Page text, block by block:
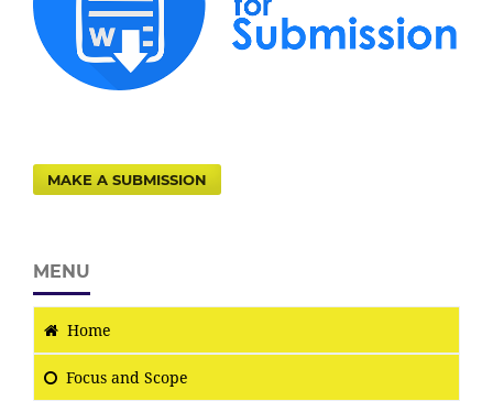
MAKE A SUBMISSION
MENU
Home
Focus and Scope